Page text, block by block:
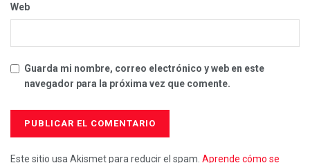
Web
Guarda mi nombre, correo electrónico y web en este
navegador para la próxima vez que comente.
Este sitio usa Akismet para reducir el spam. Aprende cómo se